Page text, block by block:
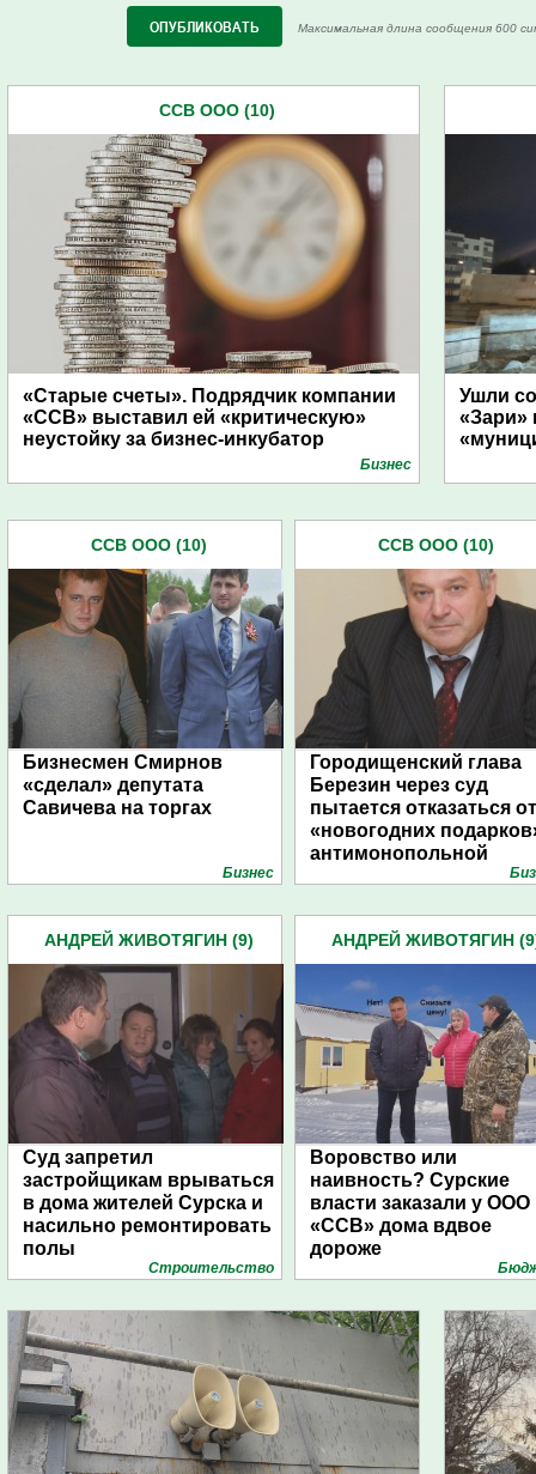
Максимальная длина сообщения 600
ССВ ООО (10)
«Старые счеты». Подрядчик компании
«ССВ» выставил ей «критическую»
неустойку за бизнес-инкубатор
Бизнес
Ушли
«Зари»
ССВ ООО (10)
Бизнесмен Смирнов
«сделал» депутата
Савичева на торгах
Бизнес
ССВ ООО (10)
Городищенский глава
Березин через суд
пытается отказаться от
«новогодних
антимонопольной
АНДРЕЙ ЖИВОТЯГИН (9)
Суд запретил
застройщикам врываться
в дома жителей Сурска и
насильно ремонтировать
полы
Строительство
АНДРЕЙ ЖИВОТЯГИН
Воровство или
наивность? Сурские
власти заказали у ООО
«ССВ» дома вдвое
дороже